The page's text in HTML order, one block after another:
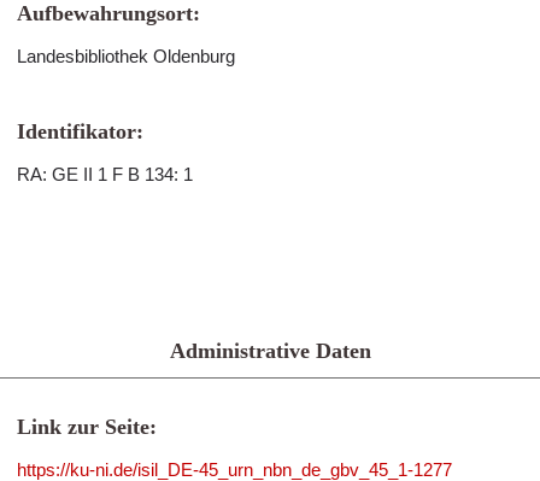
Aufbewahrungsort:
Landesbibliothek Oldenburg
Identifikator:
RA: GE II 1 F B 134: 1
Administrative Daten
Link zur Seite:
https://ku-ni.de/isil_DE-45_urn_nbn_de_gbv_45_1-1277